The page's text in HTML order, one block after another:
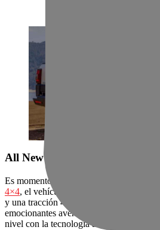
All New Grand Avenue 4×4
Es momento de marcar la diferencia con
4×4, el vehículo de JMC que cuenta con
y una tracción 4×4. Perfecta para paseos
emocionantes aventuras off- road. Lleva
nivel con la tecnología avanzada de la